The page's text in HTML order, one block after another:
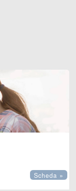
Scheda »